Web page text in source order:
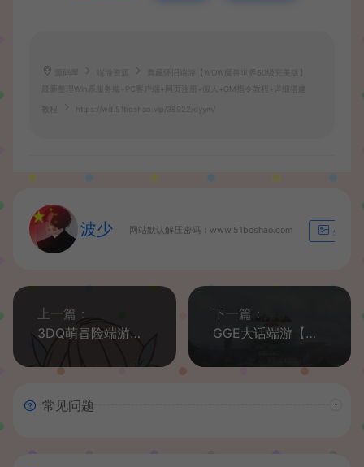
端游资源
典藏怀旧端游【WOW魔兽世界60级完美版】
最新整理Win系服务端+PC客户端+网页注册+假人+GM指令教程+详细搭建
教程 https://wd.51boshao.vip/38922/dyym/
波少 网站默认解压密码：www.51boshao.com 生成海
上一篇：
3DQ萌冒险端游【某神3.4真端】最新整理Ubuntu手工服务端+PC安卓苹果三端+解密工具+GM后台+详细搭建教程+视频教程
下一篇：
GGE大话端游【慕羽河马西游7.5】最新整理WIN系一键即玩服务端+PC客户端+GM工具+全套源码+详细搭建教程
常见问题